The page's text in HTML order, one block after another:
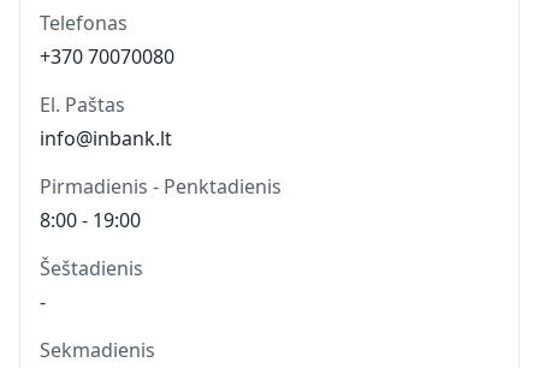
Telefonas
+370 70070080
El. Paštas
info@inbank.lt
Pirmadienis - Penktadienis
8:00 - 19:00
Šeštadienis
-
Sekmadienis